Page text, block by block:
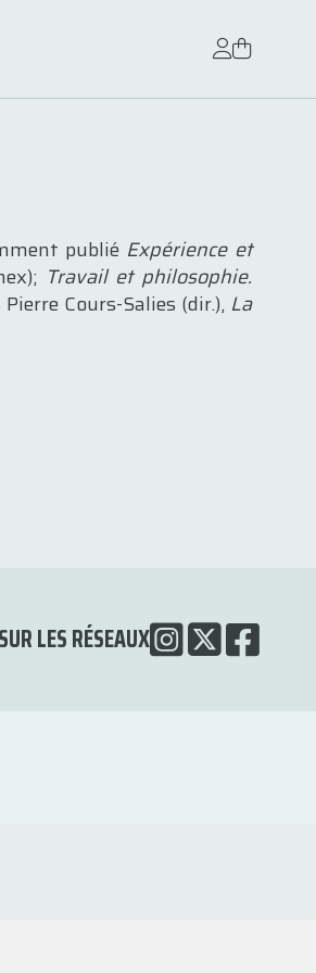
publié Expérience et
Travail et philosophie.
Cours-Salies (dir.), La
LES RÉSEAUX